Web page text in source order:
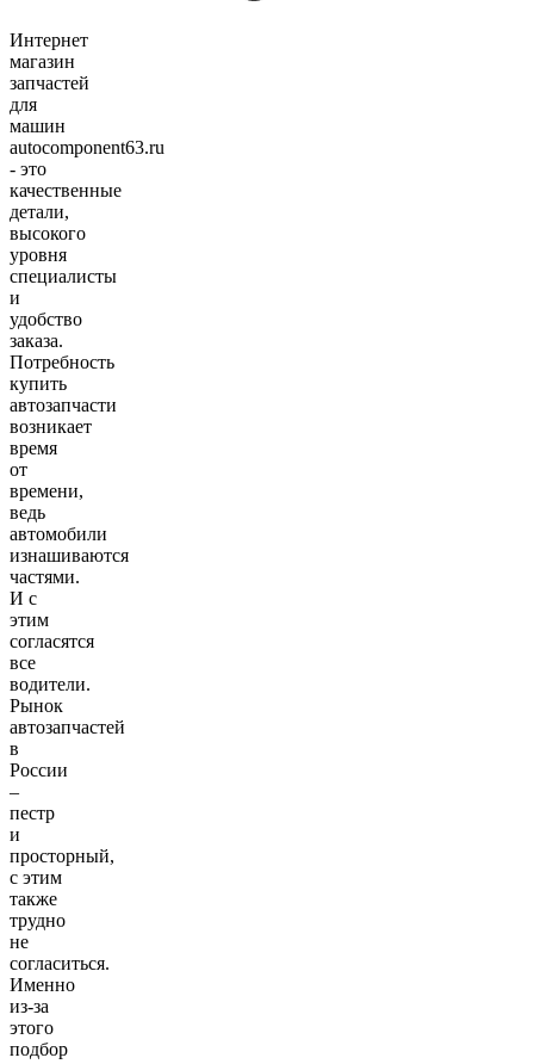
Интернет
магазин
запчастей
для
машин
autocomponent63.ru
- это
качественные
детали,
высокого
уровня
специалисты
и
удобство
заказа.
Потребность
купить
автозапчасти
возникает
время
от
времени,
ведь
автомобили
изнашиваются
частями.
И с
этим
согласятся
все
водители.
Рынок
автозапчастей
в
России
–
пестр
и
просторный,
с этим
также
трудно
не
согласиться.
Именно
из-за
этого
подбор